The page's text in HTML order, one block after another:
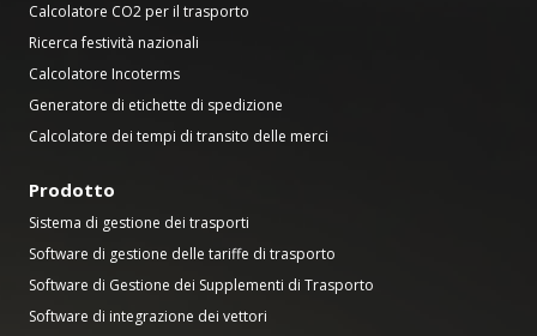
Calcolatore CO2 per il trasporto
Ricerca festività nazionali
Calcolatore Incoterms
Generatore di etichette di spedizione
Calcolatore dei tempi di transito delle merci
Prodotto
Sistema di gestione dei trasporti
Software di gestione delle tariffe di trasporto
Software di Gestione dei Supplementi di Trasporto
Software di integrazione dei vettori